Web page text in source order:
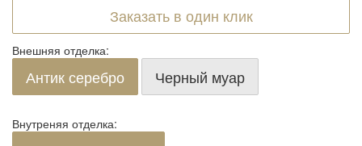
Заказать в один клик
Внешняя отделка:
Антик серебро Черный муар
Внутреняя отделка: